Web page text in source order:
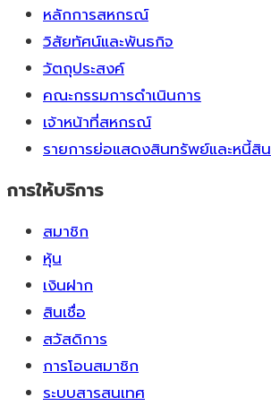
หลักการสหกรณ์
วิสัยทัศน์และพันธกิจ
วัตถุประสงค์
คณะกรรมการดำเนินการ
เจ้าหน้าที่สหกรณ์
รายการย่อแสดงสินทรัพย์และหนี้สิน
การให้บริการ
สมาชิก
หุ้น
เงินฝาก
สินเชื่อ
สวัสดิการ
การโอนสมาชิก
ระบบสารสนเทศ